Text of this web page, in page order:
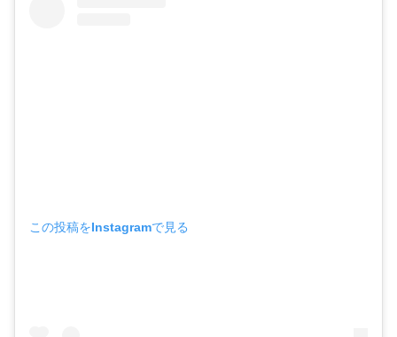
この投稿をInstagramで見る